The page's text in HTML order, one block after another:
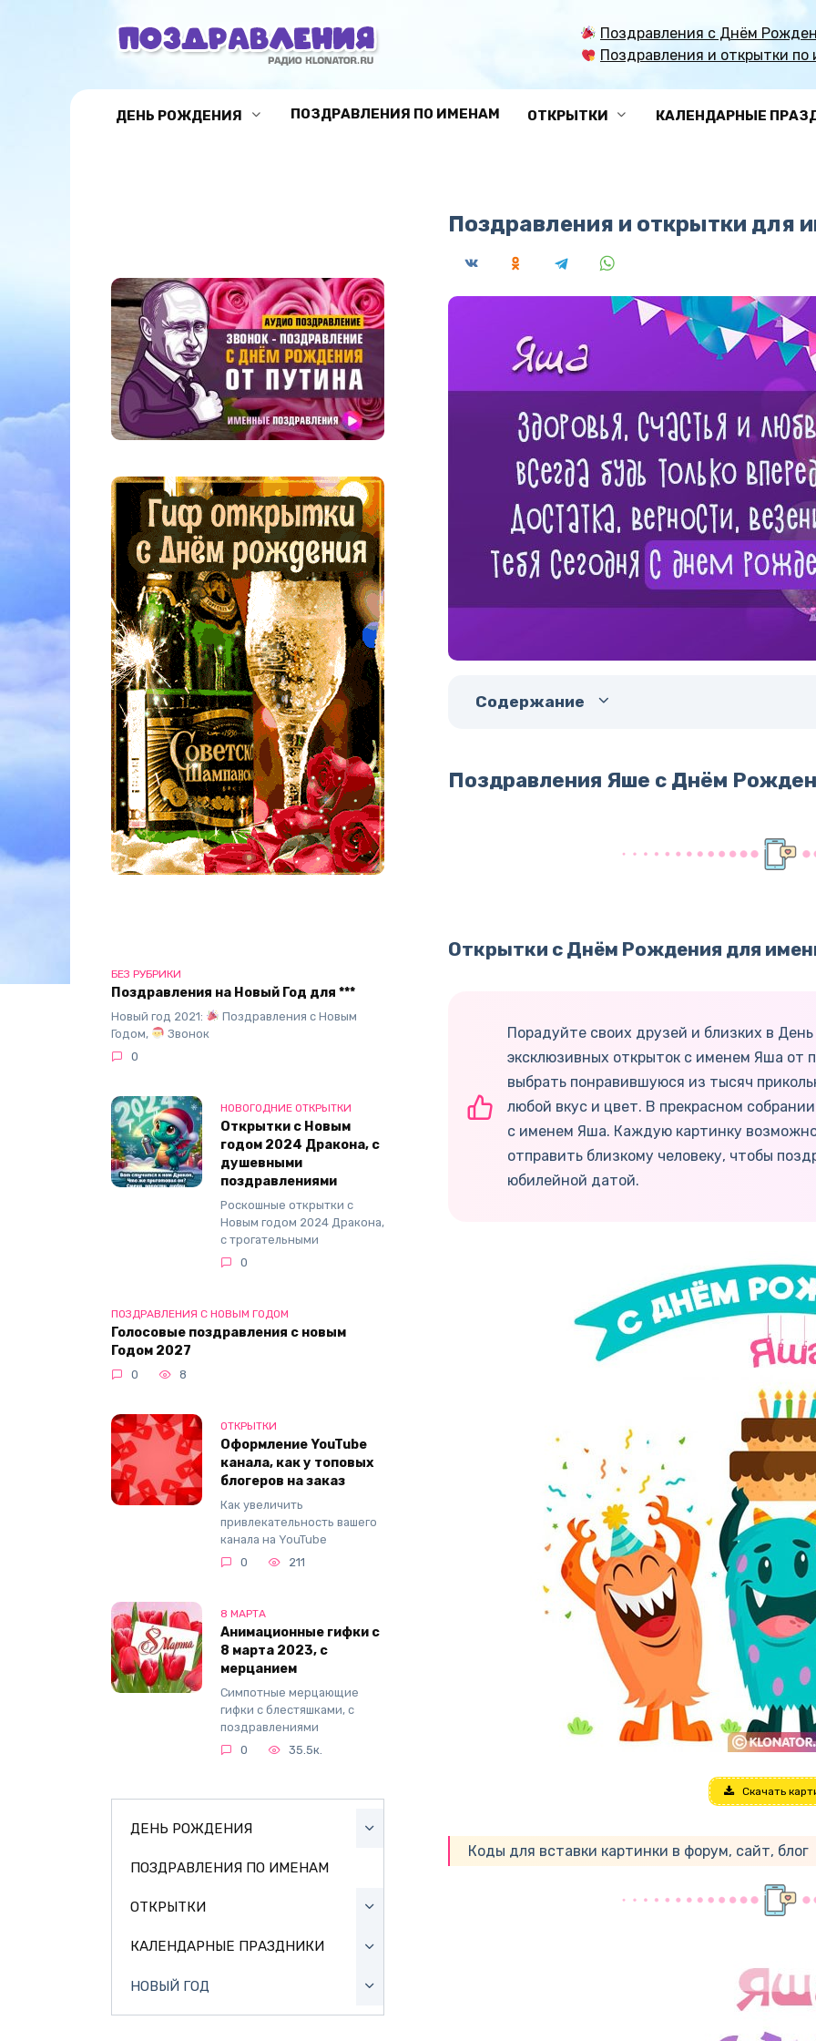
Поздравления с Днём
Поздравления и открытки
ДЕНЬ РОЖДЕНИЯ ПОЗДРАВЛЕНИЯ ПО ИМЕНАМ ОТКРЫТКИ КАЛЕНДАРНЫЕ
Поздравления и открытки для
Содержание
Поздравления Яше с Днём
Открытки с Днём Рождения для
Порадуйте своих друзей и близких в
эксклюзивных открыток с именем Яша от
выбрать понравившуюся из тысяч
любой вкус и цвет. В прекрасном
с именем Яша. Каждую картинку
отправить близкому человеку, чтобы
юбилейной датой.
Скачать
Коды для вставки картинки в форум, сайт, блог
БЕЗ РУБРИКИ
Поздравления на Новый Год для ***
Новый год 2021:
Поздравления с Новым
Годом,
Звонок
0
НОВОГОДНИЕ ОТКРЫТКИ
Открытки с Новым
годом 2024 Дракона, с
душевными
поздравлениями
Роскошные открытки с
Новым годом 2024 Дракона,
с трогательными
0
ПОЗДРАВЛЕНИЯ С НОВЫМ ГОДОМ
Голосовые поздравления с новым
Годом 2027
0 8
ОТКРЫТКИ
Оформление YouTube
канала, как у топовых
блогеров на заказ
Как увеличить
привлекательность вашего
канала на YouTube
0
211
8 МАРТА
Анимационные гифки с
8 марта 2023, с
мерцанием
Симпотные мерцающие
гифки с блестяшками, с
поздравлениями
0
35.5к.
ДЕНЬ РОЖДЕНИЯ
ПОЗДРАВЛЕНИЯ ПО ИМЕНАМ
ОТКРЫТКИ
КАЛЕНДАРНЫЕ ПРАЗДНИКИ
НОВЫЙ ГОД